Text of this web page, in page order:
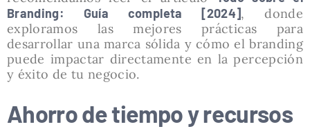
Branding: Guía completa [2024], donde
exploramos las mejores prácticas para
desarrollar una marca sólida y cómo el branding
puede impactar directamente en la percepción
y éxito de tu negocio.
Ahorro de tiempo y recursos